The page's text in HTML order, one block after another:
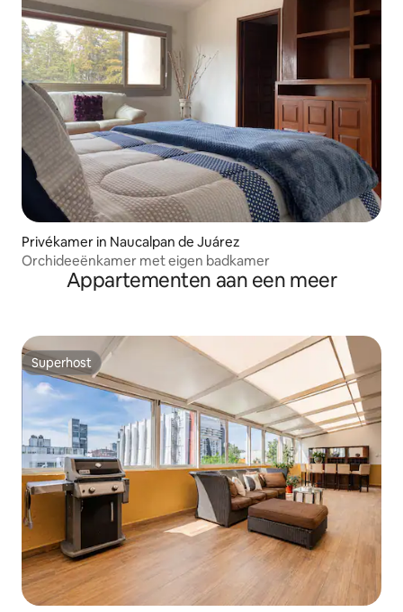
Privékamer in Naucalpan de Juárez
Orchideeënkamer met eigen badkamer
Appartementen aan een meer
Superhost
Superhost